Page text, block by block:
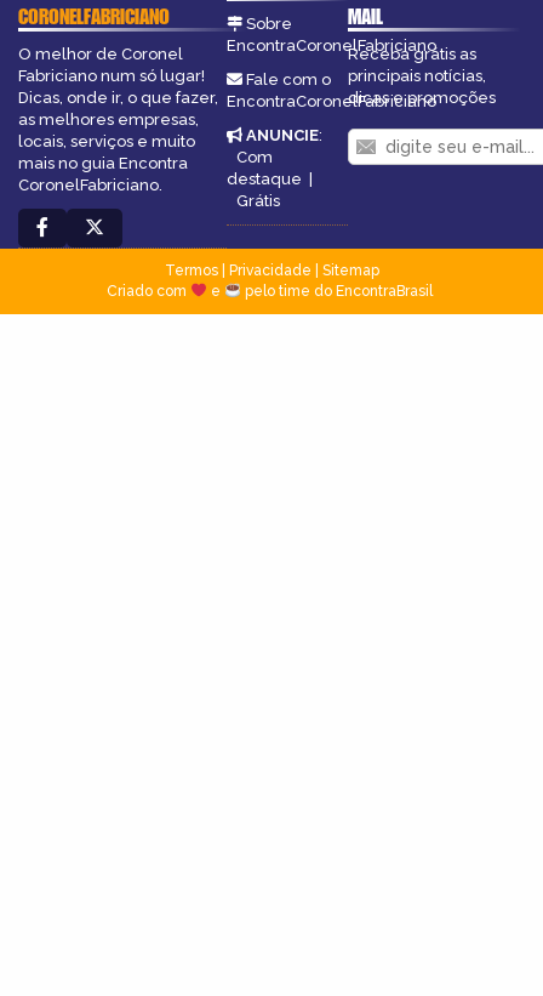
CORONELFABRICIANO
O melhor de Coronel
Fabriciano num só lugar!
Dicas, onde ir, o que fazer,
as melhores empresas,
locais, serviços e muito
mais no guia Encontra
CoronelFabriciano.
Sobre
EncontraCoronelFabriciano
Fale com o
EncontraCoronelFabriciano
ANUNCIE:
Com
destaque |
Grátis
MAIL
Receba grátis as
principais notícias,
dicas e promoções
Termos| Privacidade
Sitemap
Criado com
e pelo time do EncontraBrasil